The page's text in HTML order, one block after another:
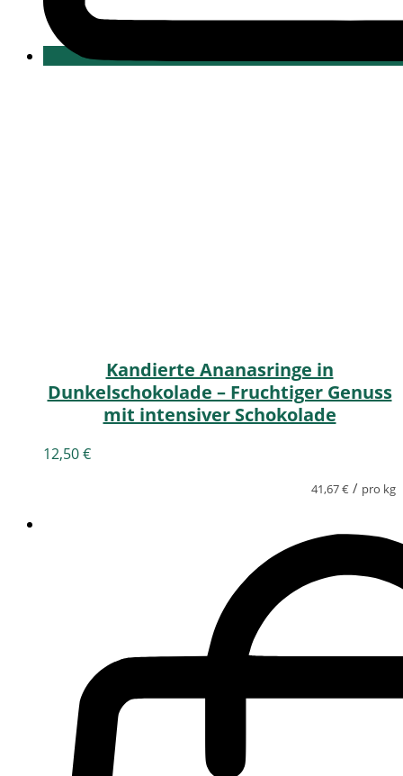
Kandierte Ananasringe in
Dunkelschokolade – Fruchtiger Genuss
mit intensiver Schokolade
12,50€
41,67€ / pro kg